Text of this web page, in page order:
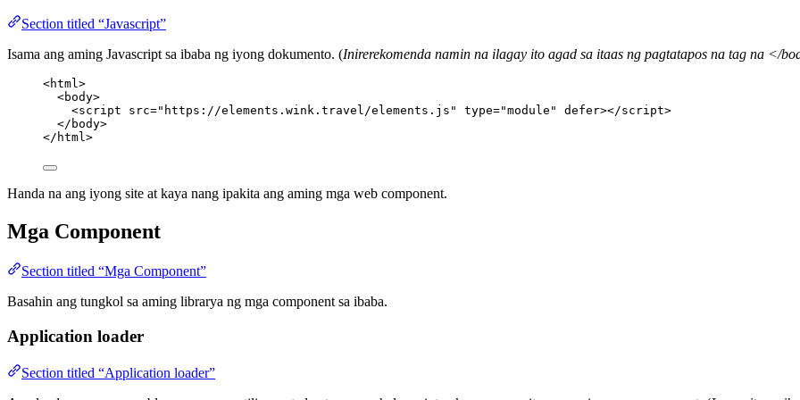
Section titled “Javascript”
Isama ang aming Javascript sa ibaba ng iyong dokumento. (Inirerekomenda namin na ilagay ito agad sa itaas ng pagtatapos na tag na </
<html>
<body>
<script src=" https://elements.wink.travel/elements.js " type="module " defer></script>
</ body>
</ html>
Handa na ang iyong site at kaya nang ipakita ang aming mga web component.
Mga Component
Section titled “Mga Component”
Basahin ang tungkol sa aming librarya ng mga component sa ibaba.
Application loader
Section titled “Application loader”